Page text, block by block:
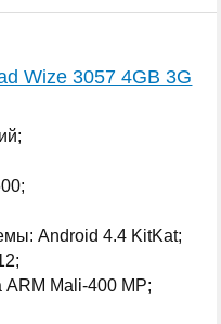
Wize 3057 4GB 3G
Android 4.4 KitKat;
ARM Mali-400 MP;